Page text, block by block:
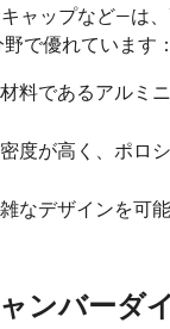
ャップなど—は
で優れています：
料であるアルミ
度が高く、ポロ
なデザインを可
ンバーダ